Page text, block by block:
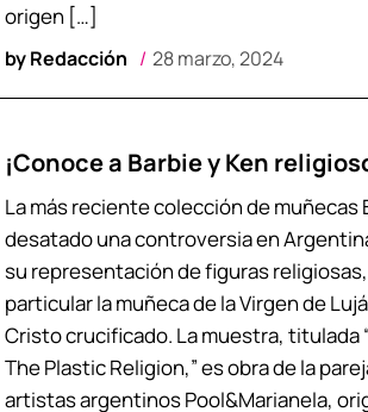
byRedacción 28 marzo, 2024
origen […]
¡Conoce a Barbie y Ken
La más reciente colección de muñecas
desatado una controversia en
su representación de figuras
particular la muñeca de la Virgen de
Cristo crucificado. La muestra, titulada
The Plastic Religion,” es obra de la
artistas argentinos Pool&Marianela,